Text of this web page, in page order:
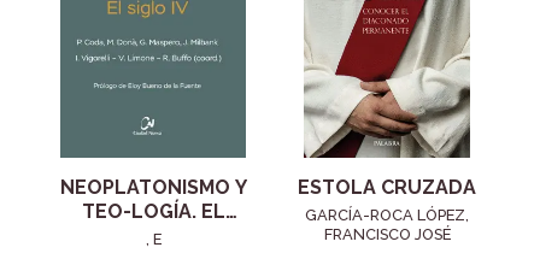
NEOPLATONISMO Y
TEO-LOGÍA. EL
SIGLO IV
, E
ESTOLA CRUZADA
GARCÍA-ROCA LÓPEZ,
FRANCISCO JOSÉ